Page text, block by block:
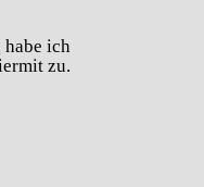
ich
zu.